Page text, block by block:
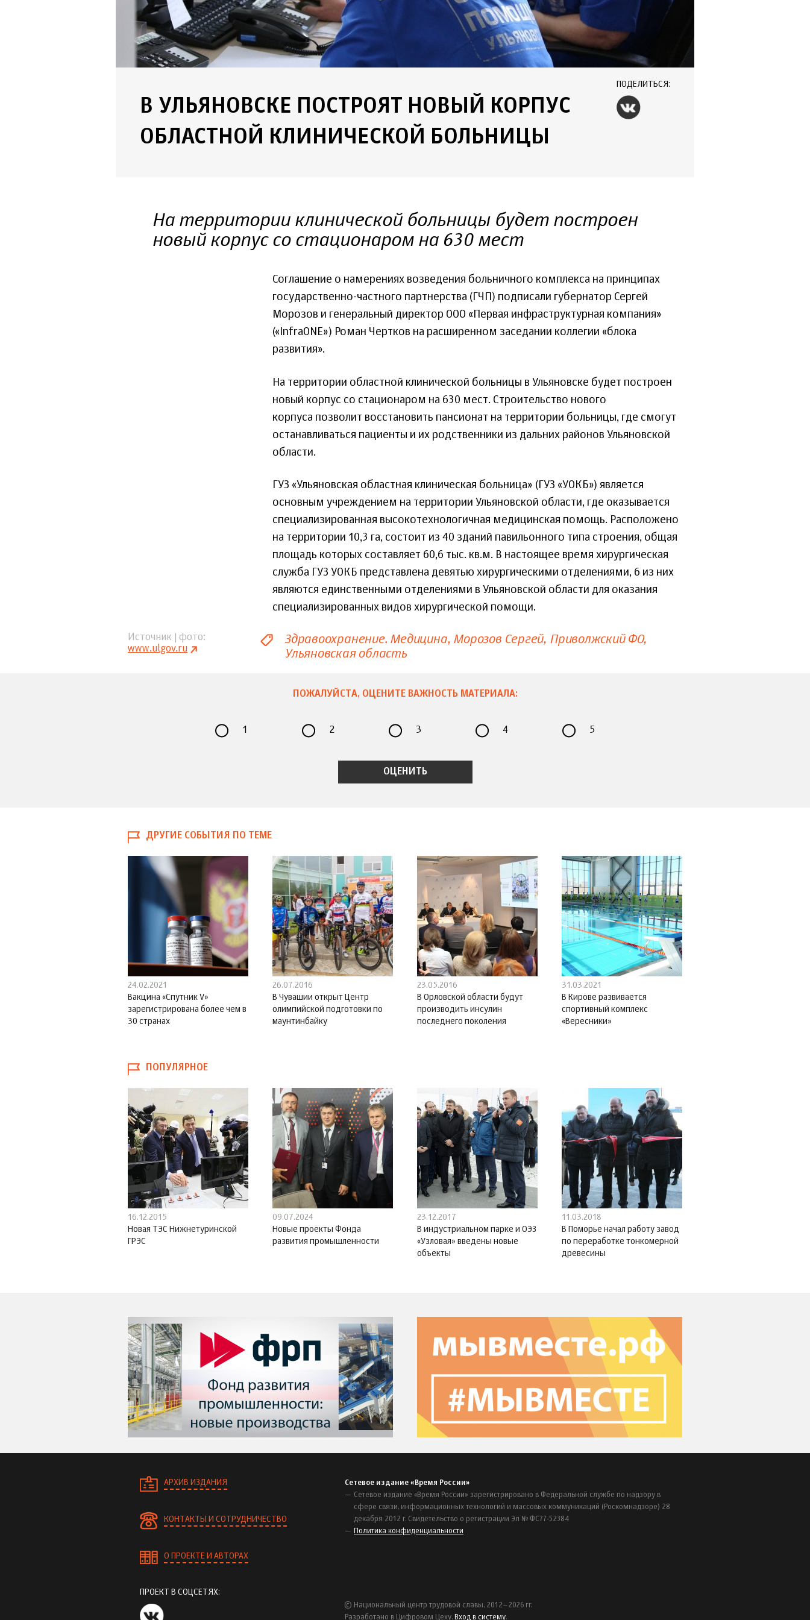
ПОДЕЛИТЬСЯ:
В УЛЬЯНОВСКЕ ПОСТРОЯТ НОВЫЙ КОРПУС
ОБЛАСТНОЙ КЛИНИЧЕСКОЙ БОЛЬНИЦЫ
На территории клинической больницы будет построен
новый корпус со стационаром на 630 мест
Соглашение о намерениях возведения больничного комплекса на принципах
государственно-частного партнерства (ГЧП) подписали губернатор Сергей
Морозов и генеральный директор ООО «Первая инфраструктурная компания»
(«InfraONE») Роман Чертков на расширенном заседании коллегии «блока
развития».
На территории областной клинической больницы в Ульяновске будет построен
новый корпус со стационаром на 630 мест. Строительство нового
корпуса позволит восстановить пансионат на территории больницы, где смогут
останавливаться пациенты и их родственники из дальних районов Ульяновской
области.
ГУЗ «Ульяновская областная клиническая больница» (ГУЗ «УОКБ») является
основным учреждением на территории Ульяновской области, где оказывается
специализированная высокотехнологичная медицинская помощь. Расположено
на территории 10,3 га, состоит из 40 зданий павильонного типа строения, общая
площадь которых составляет 60,6 тыс. кв.м. В настоящее время хирургическая
служба ГУЗ УОКБ представлена девятью хирургическими отделениями, 6 из них
являются единственными отделениями в Ульяновской области для оказания
специализированных видов хирургической помощи.
Источник | фото
www.ulgov.ru
Здравоохранение. Медицина Морозов Сергей Приволжский ФО
Ульяновская область
ПОЖАЛУЙСТА, ОЦЕНИТЕ ВАЖНОСТЬ МАТЕРИАЛА:
1 2 3 4 5
ДРУГИЕ СОБЫТИЯ ПО ТЕМЕ
24.02.2021
Вакцина «Спутник V»
зарегистрирована более чем в
30 странах
26.07.2016
В Чувашии открыт Центр
олимпийской подготовки по
маунтинбайку
23.05.2016
В Орловской области будут
производить инсулин
последнего поколения
31.03.2021
В Кирове развивается
спортивный комплекс
«Вересники»
ПОПУЛЯРНОЕ
16.12.2015
Новая ТЭС Нижнетуринской
ГРЭС
09.07.2024
Новые проекты Фонда
развития промышленности
23.12.2017
В индустриальном парке и ОЭЗ
«Узловая» введены новые
объекты
11.03.2018
В Поморье начал работу завод
по переработке тонкомерной
древесины
АРХИВ ИЗДАНИЯ
КОНТАКТЫ И СОТРУДНИЧЕСТВО
О ПРОЕКТЕ И АВТОРАХ
Сетевое издание «Время России»
Сетевое издание «Время России» зарегистрировано в Федеральной службе по надзору в
сфере связи, информационных технологий и массовых коммуникаций (Роскомнадзоре) 28
декабря 2012 г. Свидетельство о регистрации Эл № ФС77-52384
Политика конфиденциальности
ПРОЕКТ В СОЦСЕТЯХ:
© Национальный центр трудовой славы, 2012–2026 гг.
Разработано в Цифровом Цеху. Вход в систему.